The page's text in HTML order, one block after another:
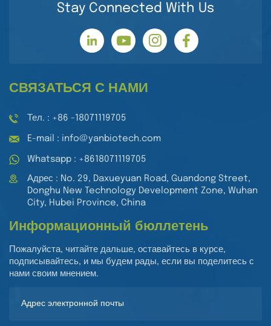
Stay Connected With Us
СВЯЗАТЬСЯ С НАМИ
Тел. : +86 -18071119705
E-mail : info@yanbiotech.com
Whatsapp : +8618071119705
Адрес : No. 29, Daxueyuan Road, Guandong Street,
Donghu New Technology Development Zone, Wuhan
City, Hubei Province, China
Информационный бюллетень
Пожалуйста, читайте дальше, оставайтесь в курсе,
подписывайтесь, и мы будем рады, если вы поделитесь с
нами своим мнением.